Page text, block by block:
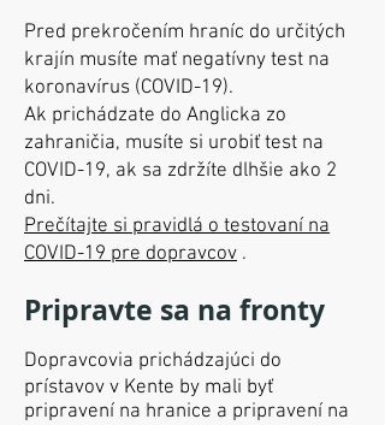
Pred prekročením hraníc do určitých
krajín musíte mať negatívny test na
koronavírus (COVID-19).
Ak prichádzate do Anglicka zo
zahraničia, musíte si urobiť test na
COVID-19, ak sa zdržíte dlhšie ako 2
dni.
Prečítajte si pravidlá o testovaní na
COVID-19 pre dopravcov .
Pripravte sa na fronty
Dopravcovia prichádzajúci do
prístavov v Kente by mali byť
pripravení na hranice a pripravení na